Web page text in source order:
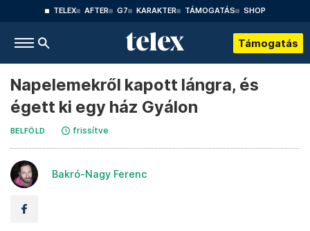
TELEX AFTER G7 KARAKTER TÁMOGATÁS SHOP
Támogatás
Napelemekről kapott lángra, és
égett ki egy ház Gyálon
BELFÖLD frissítve
Bakró-Nagy Ferenc